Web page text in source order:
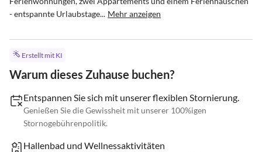
- entspannte Urlaubstage... Mehr anzeigen
Erstellt mit KI
Warum dieses Zuhause buchen?
Entspannen Sie sich mit unserer flexiblen Stornierung.
Genießen Sie die Gewissheit mit unserer 100%igen
Stornogebührenpolitik.
Hallenbad und Wellnessaktivitäten